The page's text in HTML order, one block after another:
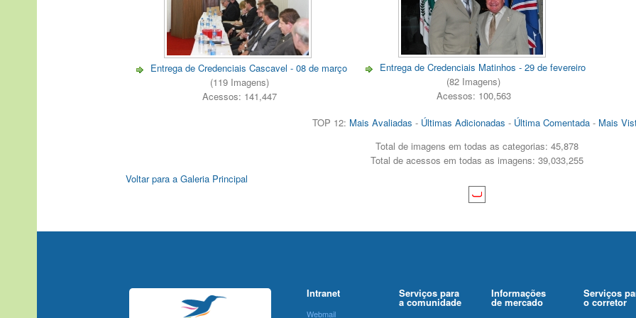
Entrega de Credenciais Cascavel - 08 de março
(119 Imagens)
Acessos: 141,447
Entrega de Credenciais Matinhos - 29 de fevereiro
(82 Imagens)
Acessos: 100,563
TOP 12: Mais Avaliadas - Últimas Adicionadas - Última Comentada- Mais
Total de imagens em todas as categorias: 45,878
Total de acessos em todas as imagens: 39,033,255
Voltar para a Galeria Principal
Intranet
Webmail
Serviços para
a comunidade
Informações
de mercado
Serviços
o corretor